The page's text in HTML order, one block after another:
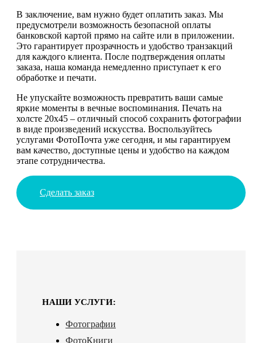
В заключение, вам нужно будет оплатить заказ. Мы
предусмотрели возможность безопасной оплаты
банковской картой прямо на сайте или в приложении.
Это гарантирует прозрачность и удобство транзакций
для каждого клиента. После подтверждения оплаты
заказа, наша команда немедленно приступает к его
обработке и печати.
Не упускайте возможность превратить ваши самые
яркие моменты в вечные воспоминания. Печать на
холсте 20х45 – отличный способ сохранить фотографии
в виде произведений искусства. Воспользуйтесь
услугами ФотоПочта уже сегодня, и мы гарантируем
вам качество, доступные цены и удобство на каждом
этапе сотрудничества.
Сделать заказ
НАШИ УСЛУГИ:
Фотографии
ФотоКниги